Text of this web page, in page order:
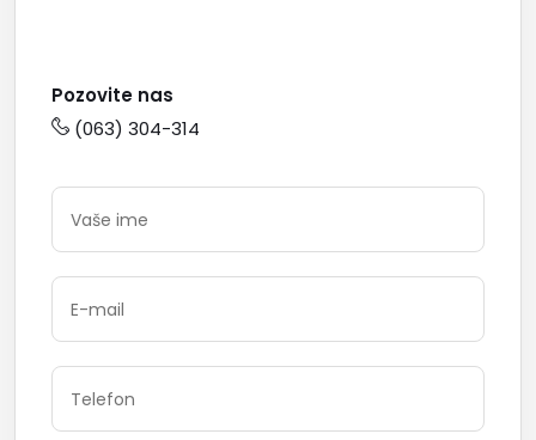
Pozovite nas
(063) 304-314